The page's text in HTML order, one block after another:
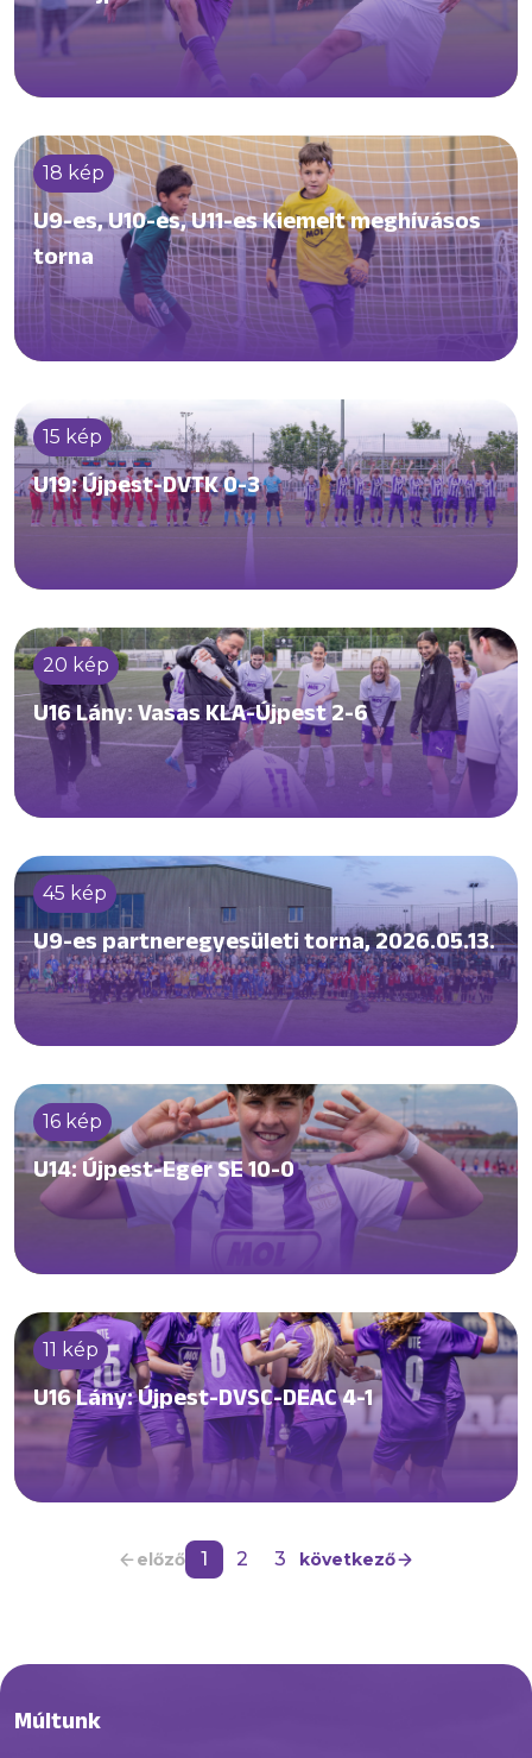
18 kép
U9-es, U10-es, U11-es Kiemelt meghívásos
torna
15 kép
U19: Újpest-DVTK 0-3
20 kép
U16 Lány: Vasas KLA-Újpest 2-6
45 kép
U9-es partneregyesületi torna, 2026.05.13.
16 kép
U14: Újpest-Eger SE 10-0
11 kép
U16 Lány: Újpest-DVSC-DEAC 4-1
előző 1 2 3 következő
Múltunk